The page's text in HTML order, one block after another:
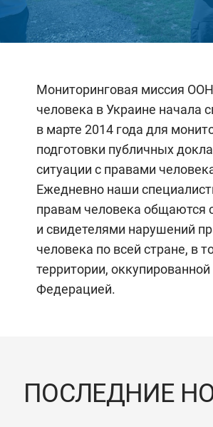
Мониторинговая миссия
человека в Украине начала
в марте 2014 года для
подготовки публичных
ситуации с правами
Ежедневно наши
правам человека общаются
и свидетелями нарушений
человека по всей стране, в
территории,
Федерацией.
ПОСЛЕДНИЕ